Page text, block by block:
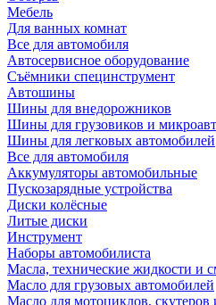
Мебель
Для ванных комнат
Все для автомобиля
Автосервисное оборудование
Съёмники специнструмент
Автошины
Шины для внедорожников
Шины для грузовиков и
Шины для легковых автомобилей
Все для автомобиля
Аккумуляторы автомобильные
Пускозарядные устройства
Диски колёсные
Литые диски
Инструмент
Наборы автомобилиста
Масла, технические жидкости и
Масло для грузовых автомобилей
Масло для мотоциклов,